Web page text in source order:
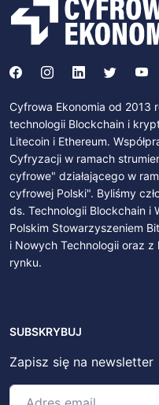
Cyfrowa Ekonomia od 2013
technologii Blockchain i
Litecoin i Ethereum.
Cyfryzacji w ramach
cyfrowe" działającego w
cyfrowej Polski". Byliśmy
ds. Technologii Blockchain i
Polskim Stowarzyszeniem
i Nowych Technologii oraz
rynku.
SUBSKRYBUJ
Zapisz się na newsletter